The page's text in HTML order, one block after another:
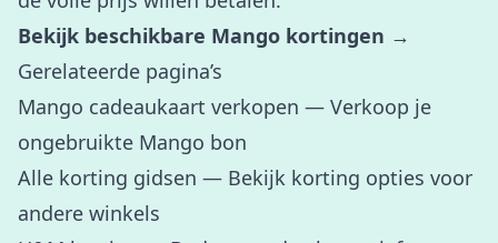
Bekijk beschikbare Mango kortingen →
Gerelateerde pagina’s
Mango cadeaukaart verkopen — Verkoop je
ongebruikte Mango bon
Alle korting gidsen — Bekijk korting opties voor
andere winkels